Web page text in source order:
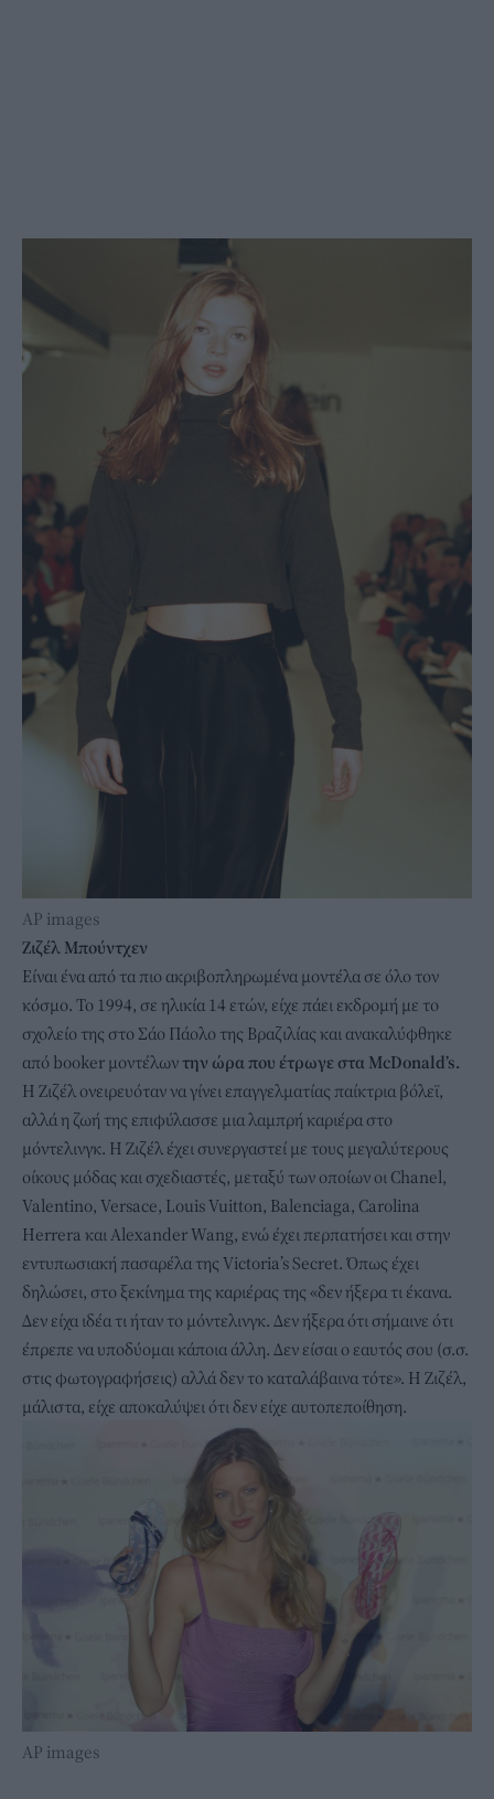
ΑP images
Ζιζέλ Μπούντχεν
Είναι ένα από τα πιο ακριβοπληρωμένα μοντέλα σε όλο τον
κόσμο. Το 1994, σε ηλικία 14 ετών, είχε πάει εκδρομή με το
σχολείο της στο Σάο Πάολο της Βραζιλίας και ανακαλύφθηκε
από booker μοντέλωντην ώρα που έτρωγε στα McDonald’s.
Η Ζιζέλ ονειρευόταν να γίνει επαγγελματίας παίκτρια βόλεϊ,
αλλά η ζωή της επιφύλασσε μια λαμπρή καριέρα στο
μόντελινγκ. Η Ζιζέλ έχει συνεργαστεί με τους μεγαλύτερους
οίκους μόδας και σχεδιαστές, μεταξύ των οποίων οι Chanel,
Valentino, Versace, Louis Vuitton, Balenciaga, Carolina
Herrera και Alexander Wang, ενώ έχει περπατήσει και στην
εντυπωσιακή πασαρέλα της Victoria’s Secret. Όπως έχει
δηλώσει, στο ξεκίνημα της καριέρας της «δεν ήξερα τι έκανα.
Δεν είχα ιδέα τι ήταν το μόντελινγκ. Δεν ήξερα ότι σήμαινε ότι
έπρεπε να υποδύομαι κάποια άλλη. Δεν είσαι ο εαυτός σου (σ.σ.
στις φωτογραφήσεις) αλλά δεν το καταλάβαινα τότε». Η Ζιζέλ,
μάλιστα, είχε αποκαλύψει ότι δεν είχε αυτοπεποίθηση.
ΑP images